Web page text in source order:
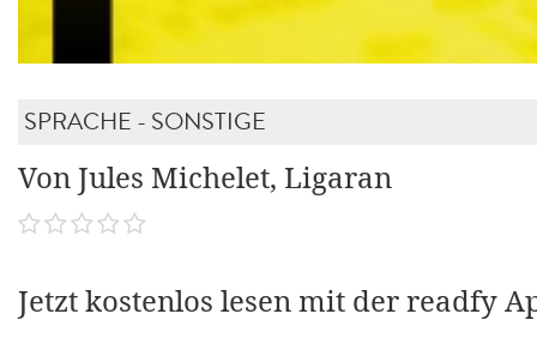
SPRACHE - SONSTIGE
Von Jules Michelet, Ligaran
Jetzt kostenlos lesen mit der readfy